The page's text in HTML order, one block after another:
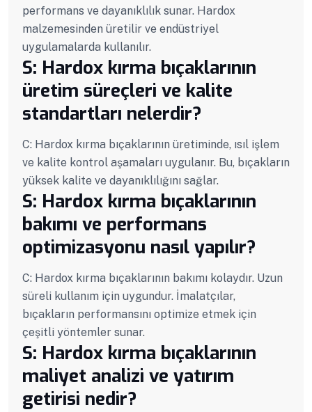
performans ve dayanıklılık sunar. Hardox
malzemesinden üretilir ve endüstriyel
uygulamalarda kullanılır.
S: Hardox kırma bıçaklarının
üretim süreçleri ve kalite
standartları nelerdir?
C: Hardox kırma bıçaklarının üretiminde, ısıl işlem
ve kalite kontrol aşamaları uygulanır. Bu, bıçakların
yüksek kalite ve dayanıklılığını sağlar.
S: Hardox kırma bıçaklarının
bakımı ve performans
optimizasyonu nasıl yapılır?
C: Hardox kırma bıçaklarının bakımı kolaydır. Uzun
süreli kullanım için uygundur. İmalatçılar,
bıçakların performansını optimize etmek için
çeşitli yöntemler sunar.
S: Hardox kırma bıçaklarının
maliyet analizi ve yatırım
getirisi nedir?